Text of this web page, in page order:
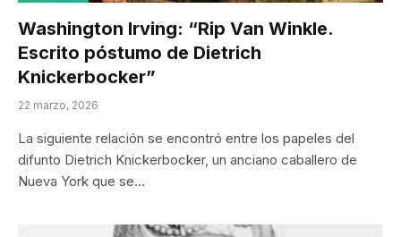
Washington Irving: “Rip Van Winkle.
Escrito póstumo de Dietrich
Knickerbocker”
22 marzo, 2026
La siguiente relación se encontró entre los papeles del
difunto Dietrich Knickerbocker, un anciano caballero de
Nueva York que se…